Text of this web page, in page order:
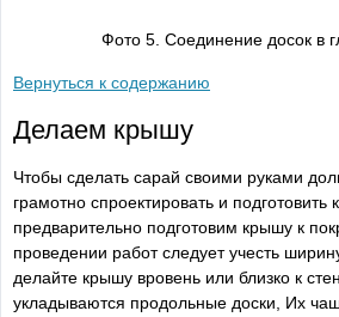
Фото 5. Соединение досок в
Вернуться к содержанию
Делаем крышу
Чтобы сделать сарай своими руками
грамотно спроектировать и
предварительно подготовим крышу к
проведении работ следует учесть
делайте крышу вровень или близко к
укладываются продольные доски, Их